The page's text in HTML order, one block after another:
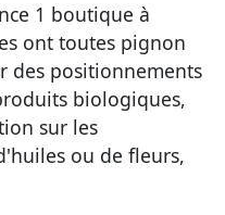
1 boutique à
ont toutes pignon
des positionnements
biologiques,
sur les
ou de fleurs,